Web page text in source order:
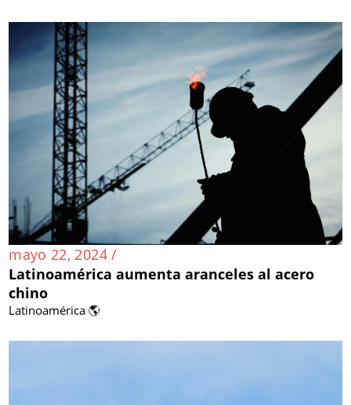
mayo 22, 2024 /
Latinoamérica aumenta aranceles al acero
chino
Latinoamérica 🌎